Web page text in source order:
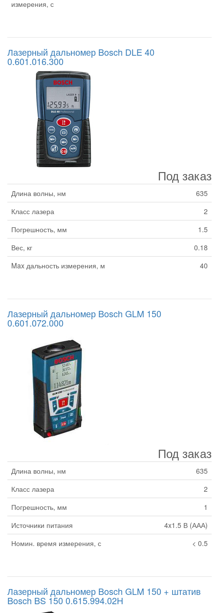
измерения, с
Лазерный дальномер Bosch DLE 40
0.601.016.300
Под заказ
Длина волны, нм
635
Класс лазера
2
Погрешность, мм
1.5
Вес, кг
0.18
Max дальность измерения, м
40
Лазерный дальномер Bosch GLM 150
0.601.072.000
Под заказ
Длина волны, нм
635
Класс лазера
2
Погрешность, мм
1
Источники питания
4x1.5 В (ААА)
Номин. время измерения, с
< 0.5
Лазерный дальномер Bosch GLM 150 + штатив
Bosch BS 150 0.615.994.02H